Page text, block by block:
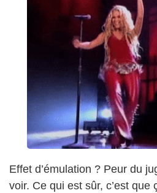
Effet d’émulation ? Peur du
voir. Ce qui est sûr, c’est que